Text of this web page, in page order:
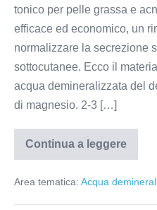
tonico per pelle grassa e
efficace ed economico, un
normalizzare la secrezione
sottocutanee. Ecco il
acqua demineralizzata del
di magnesio. 2-3 […]
Continua a leggere
Tonico
per
grassa
acneica
Area tematica: Acqua